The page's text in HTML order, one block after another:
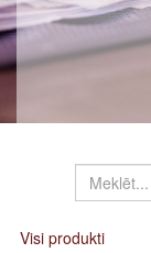
Visi produkti